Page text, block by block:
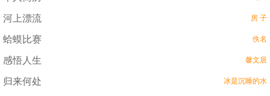
河上漂流 房 子
蛤蟆比赛 佚名
感悟人生 馨文居
归来何处 冰是沉睡的水